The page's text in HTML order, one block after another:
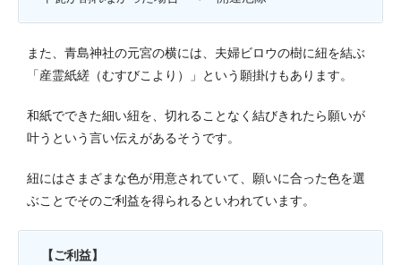
また、青島神社の元宮の横には、夫婦ビロウの樹に紐を結ぶ
「産霊紙縒（むすびこより）」という願掛けもあります。
和紙でできた細い紐を、切れることなく結びきれたら願いが
叶うという言い伝えがあるそうです。
紐にはさまざまな色が用意されていて、願いに合った色を選
ぶことでそのご利益を得られるといわれています。
【ご利益】